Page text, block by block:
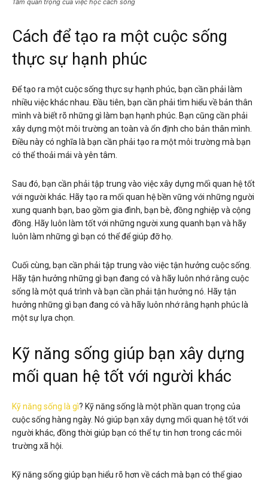
Cách để tạo ra một cuộc sống
thực sự hạnh phúc
Để tạo ra một cuộc sống thực sự hạnh phúc, bạn cần phải làm
nhiều việc khác nhau. Đầu tiên, bạn cần phải tìm hiểu về bản thân
mình và biết rõ những gì làm bạn hạnh phúc. Bạn cũng cần phải
xây dựng một môi trường an toàn và ổn định cho bản thân mình.
Điều này có nghĩa là bạn cần phải tạo ra một môi trường mà bạn
có thể thoải mái và yên tâm.
Sau đó, bạn cần phải tập trung vào việc xây dựng mối quan hệ tốt
với người khác. Hãy tạo ra mối quan hệ bền vững với những người
xung quanh bạn, bao gồm gia đình, bạn bè, đồng nghiệp và cộng
đồng. Hãy luôn làm tốt với những người xung quanh bạn và hãy
luôn làm những gì bạn có thể để giúp đỡ họ.
Cuối cùng, bạn cần phải tập trung vào việc tận hưởng cuộc sống.
Hãy tận hưởng những gì bạn đang có và hãy luôn nhớ rằng cuộc
sống là một quá trình và bạn cần phải tận hưởng nó. Hãy tận
hưởng những gì bạn đang có và hãy luôn nhớ rằng hạnh phúc là
một sự lựa chọn.
Kỹ năng sống giúp bạn xây dựng
mối quan hệ tốt với người khác
Kỹ năng sống là gì? Kỹ năng sống là một phần quan trọng của
cuộc sống hàng ngày. Nó giúp bạn xây dựng mối quan hệ tốt với
người khác, đồng thời giúp bạn có thể tự tin hơn trong các môi
trường xã hội.
Kỹ năng sống giúp bạn hiểu rõ hơn về cách mà bạn có thể giao